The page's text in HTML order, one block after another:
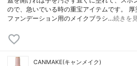
ので、急いでいる時の重宝アイテムです。 厚
ファンデーション用のメイクブラシ…続きを
CANMAKE(キャンメイク)